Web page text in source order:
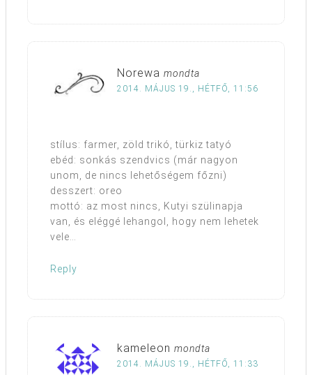
Norewa mondta
2014. MÁJUS 19., HÉTFŐ, 11:56
stílus: farmer, zöld trikó, türkiz tatyó
ebéd: sonkás szendvics (már nagyon
unom, de nincs lehetőségem főzni)
desszert: oreo
mottó: az most nincs, Kutyi szülinapja
van, és eléggé lehangol, hogy nem lehetek
vele…
Reply
kameleon mondta
2014. MÁJUS 19., HÉTFŐ, 11:33